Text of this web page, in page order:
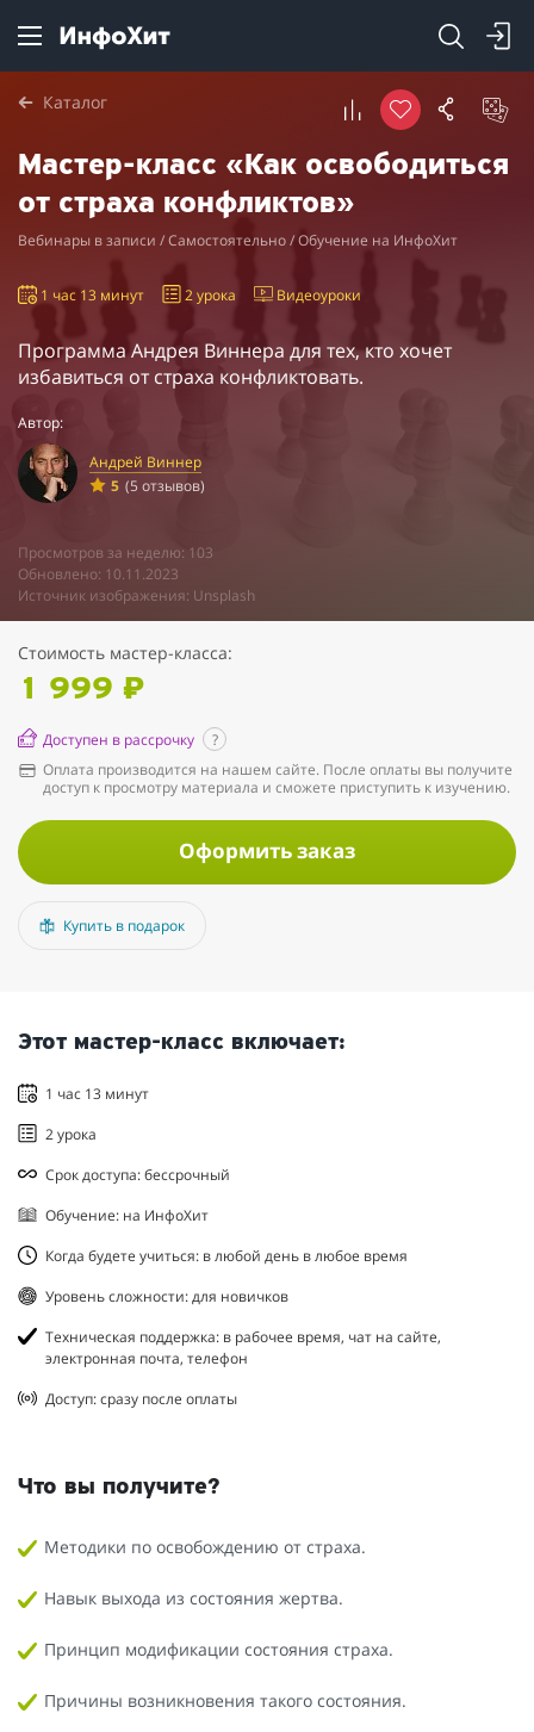
Каталог
Мастер-класс «Как освободиться
от страха конфликтов»
Вебинары в записи / Самостоятельно / Обучение на ИнфоХит
1 час 13 минут 2 урока Видеоуроки
Программа Андрея Виннера для тех, кто хочет
избавиться от страха конфликтовать.
Автор:
Андрей Виннер
5 (5 отзывов)
Просмотров за неделю: 103
Обновлено: 10.11.2023
Источник изображения: Unsplash
Стоимость мастер-класса:
1 999 ₽
Доступен в рассрочку
?
Оплата производится на нашем сайте. После оплаты вы получите
доступ к просмотру материала и сможете приступить к изучению.
Оформить заказ
Купить в подарок
Этот мастер-класс включает:
1 час 13 минут
2 урока
Срок доступа: бессрочный
Обучение: на ИнфоХит
Когда будете учиться: в любой день в любое время
Уровень сложности: для новичков
Техническая поддержка: в рабочее время, чат на сайте,
электронная почта, телефон
Доступ: сразу после оплаты
Что вы получите?
Методики по освобождению от страха.
Навык выхода из состояния жертва.
Принцип модификации состояния страха.
Причины возникновения такого состояния.